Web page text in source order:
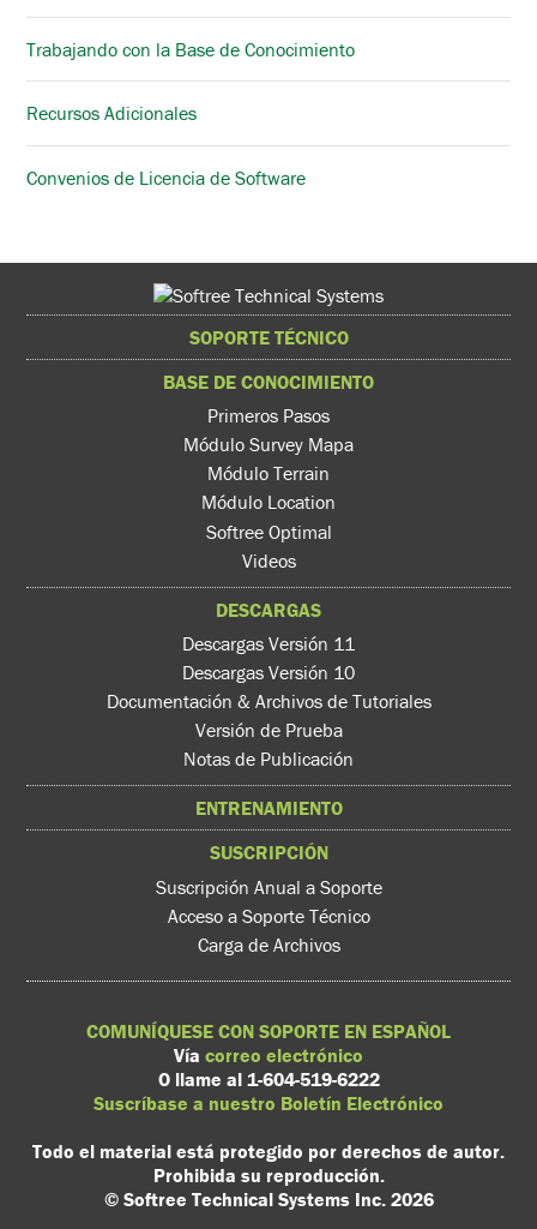
Trabajando con la Base de Conocimiento
Recursos Adicionales
Convenios de Licencia de Software
SOPORTE TÉCNICO
BASE DE CONOCIMIENTO
Primeros Pasos
Módulo Survey Mapa
Módulo Terrain
Módulo Location
Softree Optimal
Videos
DESCARGAS
Descargas Versión 11
Descargas Versión 10
Documentación & Archivos de Tutoriales
Versión de Prueba
Notas de Publicación
ENTRENAMIENTO
SUSCRIPCIÓN
Suscripción Anual a Soporte
Acceso a Soporte Técnico
Carga de Archivos
COMUNÍQUESE CON SOPORTE EN ESPAÑOL
Vía correo electrónico
O llame al 1-604-519-6222
Suscríbase a nuestro Boletín Electrónico
Todo el material está protegido por derechos de autor.
Prohibida su reproducción.
© Softree Technical Systems Inc. 2026